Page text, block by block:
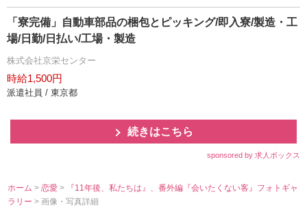
「寮完備」自動車部品の梱包とピッキング/即入寮/製造・工
場/日勤/日払い/工場・製造
株式会社京栄センター
時給1,500円
派遣社員 / 東京都
続きはこちら
sponsored by 求人ボックス
ホーム >恋愛>
『11年後、私たちは』、番外編『会いたくない客』フォトギャ
ラリー> 画像・写真詳細